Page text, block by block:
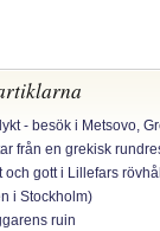
- besök i Metsovo,
från en grekisk
och gott i Lillefars
i Stockholm)
ruin